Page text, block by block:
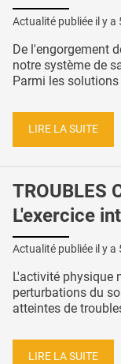
Actualité publiée il y a
De l'engorgement
notre système de
Parmi les
LIRE LA SUITE
TROUBLES
L'exercice
Actualité publiée il y a
L'activité physique
perturbations du
atteintes de
LIRE LA SUITE